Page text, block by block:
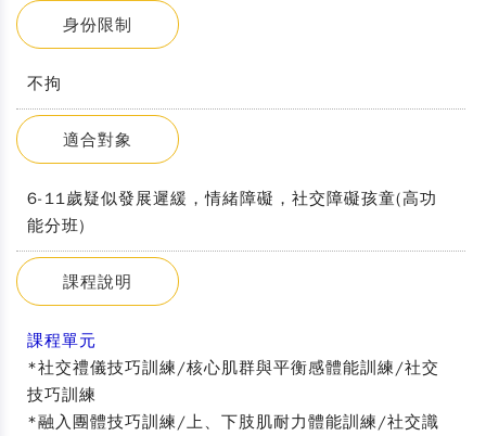
身份限制
不拘
適合對象
6-11歲疑似發展遲緩，情緒障礙，社交障礙孩童(高功
能分班)
課程說明
課程單元
*社交禮儀技巧訓練/核心肌群與平衡感體能訓練/社交
技巧訓練
*融入團體技巧訓練/上、下肢肌耐力體能訓練/社交識